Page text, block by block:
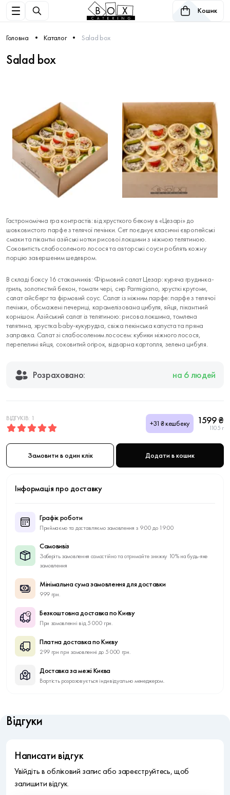
Кошик
Головна Каталог Salad box
Salad box
Гастрономічна гра контрастів: від хрусткого бекону в «Цезарі» до
шовковистого парфе з телячої печінки. Сет поєднує класичні європейські
смаки та пікантні азійські нотки рисової локшини з ніжною телятиною.
Соковитість слабосоленого лосося та авторські соуси роблять кожну
порцію завершеним шедевром.
В складі боксу 16 стаканчиків: Фірмовий салат Цезар: куряча грудинка-
гриль, золотистий бекон, томати чері, сир Parmigiano, хрусткі крутони,
салат айсберг та фірмовий соус. Салат із ніжним парфе: парфе з телячої
печінки, обсмажені печериці, карамелізована цибуля, яйця, пікантний
корнішон. Азійський салат із телятиною: рисова локшина, томлена
телятина, хрустка baby-кукурудза, свіжа пекінська капуста та пряна
заправка. Салат зі слабосоленим лососем: кубики ніжного лосося,
перепелині яйця, соковитий огірок, відварна картопля, зелена цибуля.
Розраховано: на 6 людей
ВІДГУКІВ: 1
+31₴ кешбеку 1599 ₴
1105 г
Замовити в один клік Додати в кошик
Інформація про доставку
Графік роботи
Приймаємо та доставляємо замовлення з 9:00 до 19:00
Самовивіз
Заберіть замовлення самостійно та отримайте знижку 10% на будь-яке
замовлення
Мінімальна сума замовлення для доставки
999 грн.
Безкоштовна доставка по Києву
При замовленні від 5 000 грн.
Платна доставка по Києву
299 грн при замовленні до 5 000 грн.
Доставка за межі Києва
Вартість розраховується індивідуально менеджером.
Відгуки
Написати відгук
Увійдіть в обліковий запис або зареєструйтесь, щоб
залишити відгук.